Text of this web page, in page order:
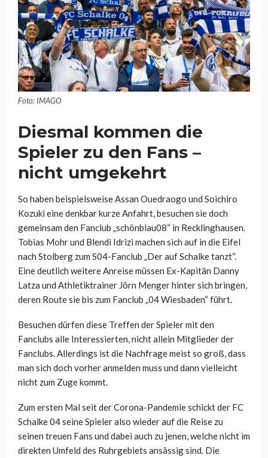
Foto: IMAGO
Diesmal kommen die
Spieler zu den Fans –
nicht umgekehrt
So haben beispielsweise Assan Ouedraogo und Soichiro
Kozuki eine denkbar kurze Anfahrt, besuchen sie doch
gemeinsam den Fanclub „schönblau08“ in Recklinghausen.
Tobias Mohr und Blendi Idrizi machen sich auf in die Eifel
nach Stolberg zum S04-Fanclub „Der auf Schalke tanzt“.
Eine deutlich weitere Anreise müssen Ex-Kapitän Danny
Latza und Athletiktrainer Jörn Menger hinter sich bringen,
deren Route sie bis zum Fanclub „04 Wiesbaden“ führt.
Besuchen dürfen diese Treffen der Spieler mit den
Fanclubs alle Interessierten, nicht allein Mitglieder der
Fanclubs. Allerdings ist die Nachfrage meist so groß, dass
man sich doch vorher anmelden muss und dann vielleicht
nicht zum Zuge kommt.
Zum ersten Mal seit der Corona-Pandemie schickt der FC
Schalke 04 seine Spieler also wieder auf die Reise zu
seinen treuen Fans und dabei auch zu jenen, welche nicht im
direkten Umfeld des Ruhrgebiets ansässig sind. Die